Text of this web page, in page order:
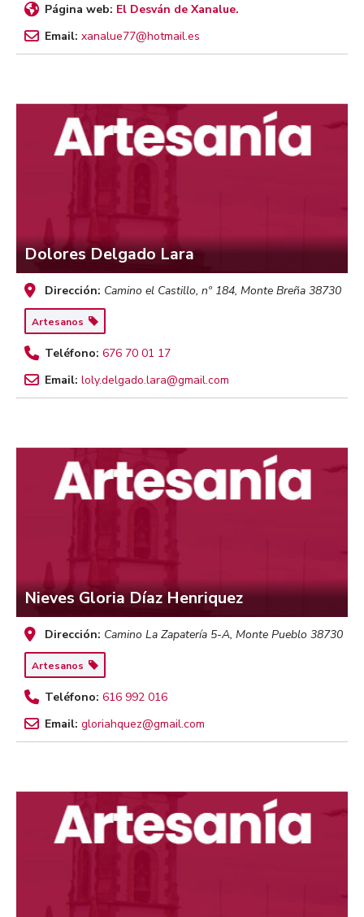
Página web: El Desván de Xanalue.
Email: xanalue77@hotmail.es
Dolores Delgado Lara
Dirección: Camino el Castillo, nº 184, Monte Breña 38730
Artesanos
Teléfono: 676 70 01 17
Email: loly.delgado.lara@gmail.com
Nieves Gloria Díaz Henriquez
Dirección: Camino La Zapatería 5-A, Monte Pueblo 38730
Artesanos
Teléfono: 616 992 016
Email: gloriahquez@gmail.com